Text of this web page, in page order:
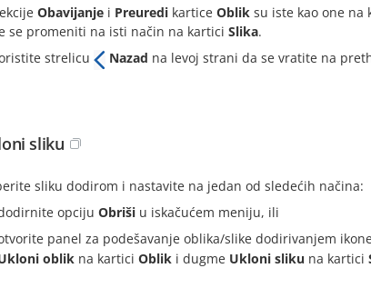
Obavijanje i Preuredi kartice Oblik su iste kao one na
se promeniti na isti način na kartici Slika.
strelicu
Nazad na levoj strani da se vratite na
sliku
sliku dodirom i nastavite na jedan od sledećih načina:
opciju Obriši u iskačućem meniju, ili
panel za podešavanje oblika/slike dodirivanjem
oblik na kartici Oblik i dugme Ukloni sliku na kartici